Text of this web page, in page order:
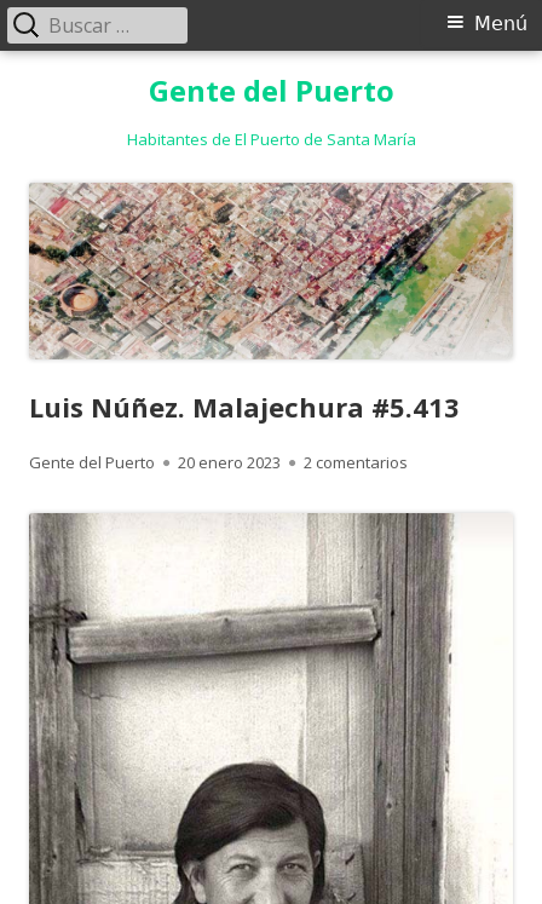
Gente del Puerto
Habitantes de El Puerto de Santa María
Menú
Menú
Buscar:
Luis Núñez. Malajechura #5.413
Autor
Gente del Puerto
Publicado
20 enero 2023 2 comentarios